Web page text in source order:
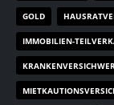
GOLD
IMMOBILIEN-